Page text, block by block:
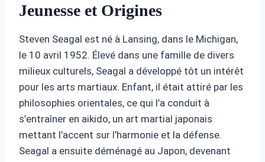
Jeunesse et Origines
Steven Seagal est né à Lansing, dans le Michigan,
le 10 avril 1952. Élevé dans une famille de divers
milieux culturels, Seagal a développé tôt un intérêt
pour les arts martiaux. Enfant, il était attiré par les
philosophies orientales, ce qui l’a conduit à
s’entraîner en aikido, un art martial japonais
mettant l’accent sur l’harmonie et la défense.
Seagal a ensuite déménagé au Japon, devenant